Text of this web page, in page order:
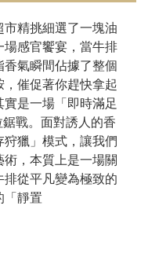
精挑細選了一塊油
感官饗宴，當牛排
氣瞬間佔據了整個
催促著你趕快拿起
是一場「即時滿足
戰。面對誘人的香
獵」模式，讓我們
，本質上是一場關
從平凡變為極致的
「靜置